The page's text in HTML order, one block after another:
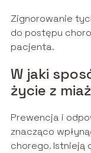
Zignorowanie
do postępu
pacjenta.
W jaki
życie z
Prewencja i
znacząco
chorego. Istnieją